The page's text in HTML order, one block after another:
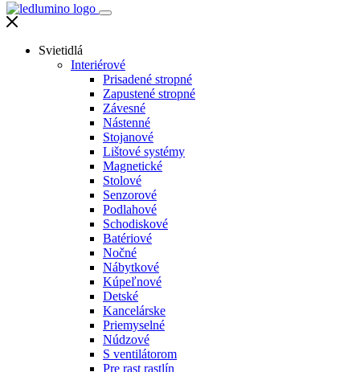
Svietidlá
Interiérové
Prisadené stropné
Zapustené stropné
Závesné
Nástenné
Stojanové
Lištové systémy
Magnetické
Stolové
Senzorové
Podlahové
Schodiskové
Batériové
Nočné
Nábytkové
Kúpeľnové
Detské
Kancelárske
Priemyselné
Núdzové
S ventilátorom
Pre rast rastlín